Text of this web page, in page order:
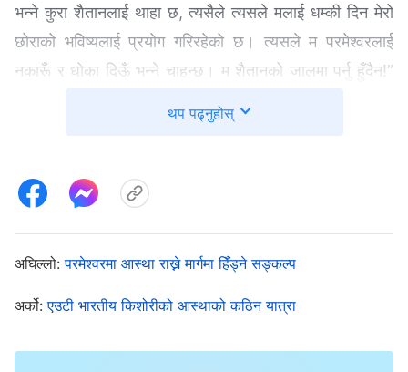
भन्ने कुरा शैतानलाई थाहा छ, त्यसैले त्यसले मलाई धम्की दिन मेरो
छोराको भविष्यलाई प्रयोग गरिरहेको छ। त्यसले म परमेश्‍वरलाई
नकारूँ र धोका दिऊँ भन्ने चाहन्छ। म शैतानको जालमा पर्नु हुँदैन!”
तिनीहरूको जालमा फस्नु हुँदैन।” म टसमस नभएको देखेर, पुलिसले
मेरी फुपूले पुलिसको पक्ष लिएको देख्दा, म रिसले चुर भएँ। मैले सोचेँ,
पक्राउ पर्दा, तपाईँले सत्यको पक्षमा बोल्न अस्वीकार गर्ने मात्र होइन,
उल्टै तिनीहरूकै पक्ष लिइरहनुभएको छ!” उहाँले कुरा सिध्याउन
थप पढ्नुहोस्
अघिल्लो:परमेश्‍वरमा आस्था राख्ने मार्गमा हिँड्ने सङ्कल्प
अर्को:एउटी भारतीय किशोरीको आस्थाको कठिन यात्रा